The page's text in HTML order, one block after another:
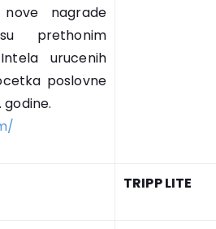
nagrade
prethonim
urucenih
poslovne
godine.
TRIPP LITE